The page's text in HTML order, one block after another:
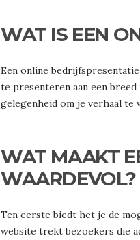
WAT IS EEN
Een online
te presenteren aan een
gelegenheid om je verhaal
WAT MAAKT
WAARDEVOL?
Ten eerste biedt het je de
website trekt bezoekers die